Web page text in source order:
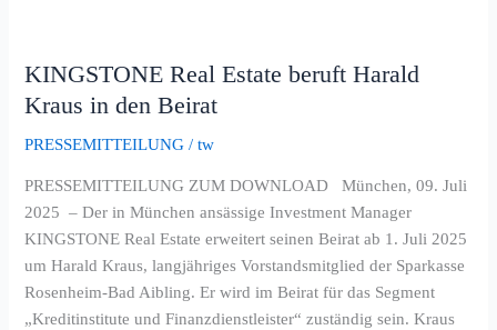
KINGSTONE Real Estate beruft Harald
Kraus in den Beirat
PRESSEMITTEILUNG /tw
PRESSEMITTEILUNG ZUM DOWNLOAD München, 09. Juli
2025 – Der in München ansässige Investment Manager
KINGSTONE Real Estate erweitert seinen Beirat ab 1. Juli 2025
um Harald Kraus, langjähriges Vorstandsmitglied der Sparkasse
Rosenheim-Bad Aibling. Er wird im Beirat für das Segment
„Kreditinstitute und Finanzdienstleister“ zuständig sein. Kraus
Estate
beruft
Kraus
in
den
Beirat